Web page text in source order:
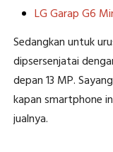
LG Garap G6
Sedangkan untuk
dipsersenjatai
depan 13 MP.
kapan smartphone
jualnya.